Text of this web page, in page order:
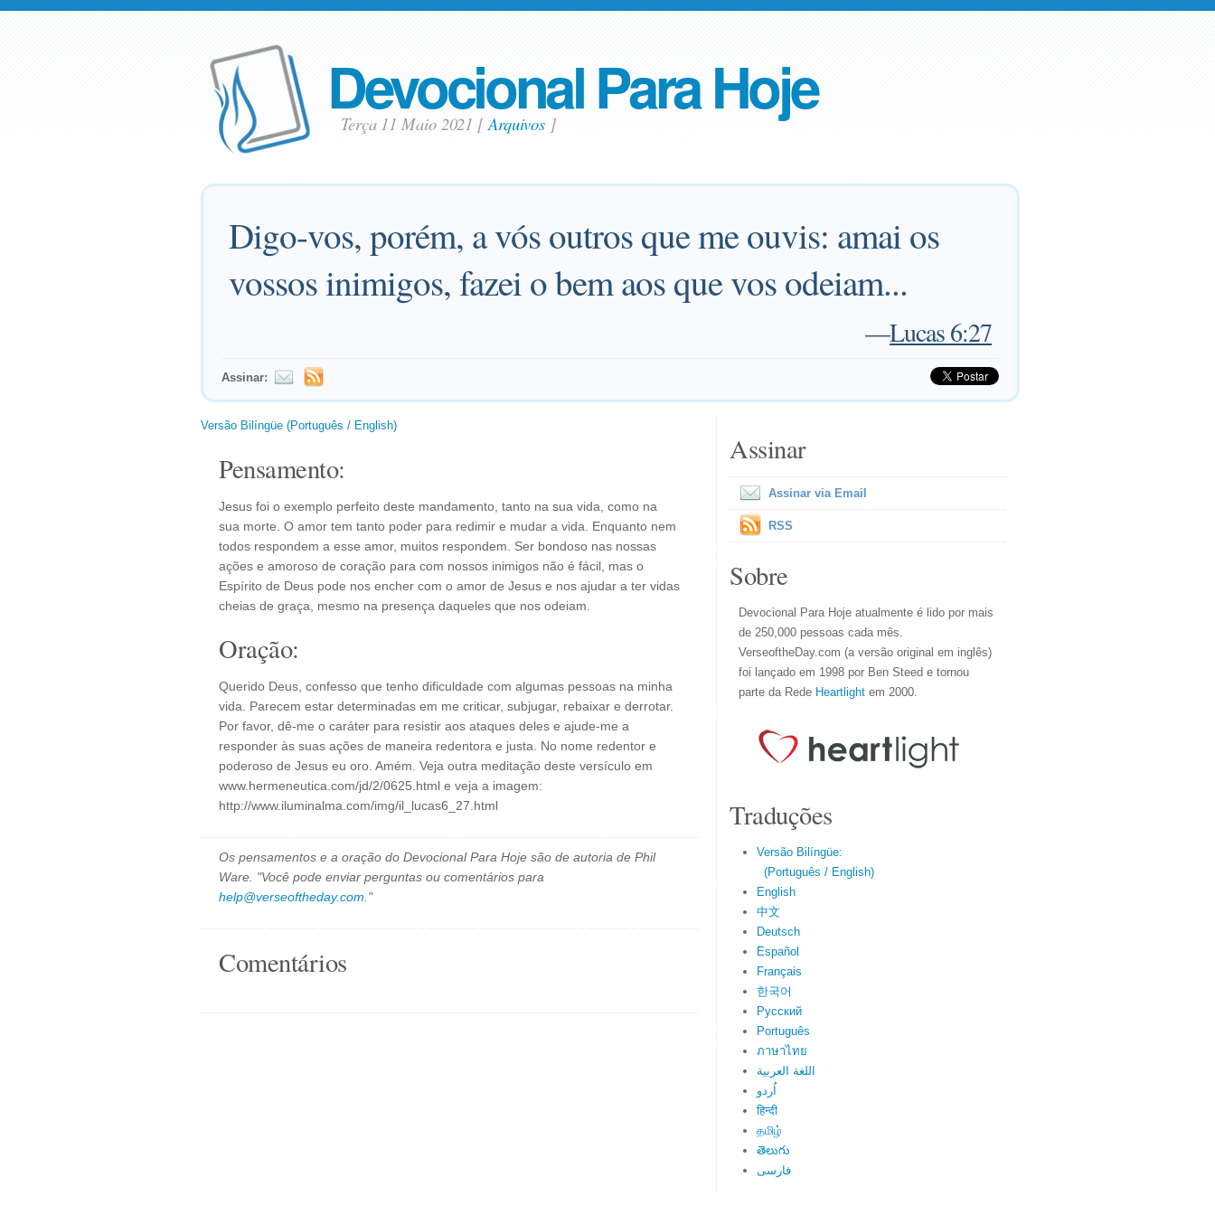
Devocional Para Hoje
Terça 11 Maio 2021 [Arquivos ]
Digo-vos, porém, a vós outros que me ouvis: amai os
vossos inimigos, fazei o bem aos que vos odeiam...
—Lucas 6:27
Assinar:
Versão Bilíngüe (Português / English)
Pensamento:
Jesus foi o exemplo perfeito deste mandamento, tanto na sua vida, como na
sua morte. O amor tem tanto poder para redimir e mudar a vida. Enquanto nem
todos respondem a esse amor, muitos respondem. Ser bondoso nas nossas
ações e amoroso de coração para com nossos inimigos não é fácil, mas o
Espírito de Deus pode nos encher com o amor de Jesus e nos ajudar a ter vidas
cheias de graça, mesmo na presença daqueles que nos odeiam.
Oração:
Querido Deus, confesso que tenho dificuldade com algumas pessoas na minha
vida. Parecem estar determinadas em me criticar, subjugar, rebaixar e derrotar.
Por favor, dê-me o caráter para resistir aos ataques deles e ajude-me a
responder às suas ações de maneira redentora e justa. No nome redentor e
poderoso de Jesus eu oro. Amém. Veja outra meditação deste versículo em
www.hermeneutica.com/jd/2/0625.html e veja a imagem:
http://www.iluminalma.com/img/il_lucas6_27.html
Os pensamentos e a oração do Devocional Para Hoje são de autoria de Phil
Ware. "Você pode enviar perguntas ou comentários para
help@verseoftheday.com ."
Comentários
Assinar
Assinar via Email
RSS
Sobre
Devocional Para Hoje atualmente é lido por mais
de 250,000 pessoas cada mês.
VerseoftheDay.com (a versão original em inglês)
foi lançado em 1998 por Ben Steed e tornou
parte da Rede Heartlight em 2000.
Traduções
Versão Bilíngüe:
(Português / English)
English
中文
Deutsch
Español
Français
한국어
Русский
Português
ภาษาไทย
اللغة العربية
اُردو
हिन्दी
தமிழ்
తెలుగు
فارسی